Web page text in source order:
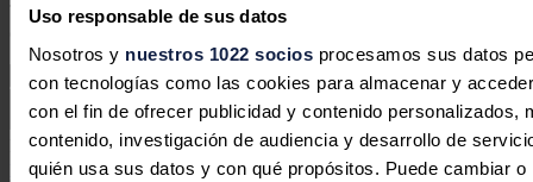
Uso responsable de sus datos
Nosotros y nuestros 1022 sociosprocesamos sus datos
con tecnologías como las cookies para almacenar y
con el fin de ofrecer publicidad y contenido personalizados,
contenido, investigación de audiencia y desarrollo de
quién usa sus datos y con qué propósitos. Puede cambiar
Tu dirección de correo electrónico no será publicada. Todos los
campos son obligatorios
Este sitio web está protegido por reCAPTCHA y laPolítica de
privacidadyTérminos de serviciode Google aplican.